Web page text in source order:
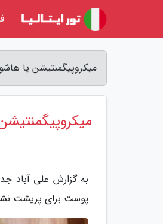
میکروپیگمنتیشن یا
به گزارش علی آباد
پوست برای پرپشت